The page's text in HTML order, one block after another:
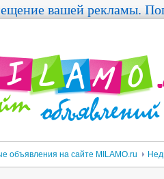
объявления на сайте MILAMO.ru
вашей рекламы.